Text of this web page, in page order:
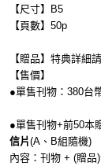
【尺寸】B5
【頁數】50p
【贈品】特典詳細
【售價】
●單售刊物：380台
●單售刊物+前50本
信片(A、B組隨機)
內容：刊物 + (贈品